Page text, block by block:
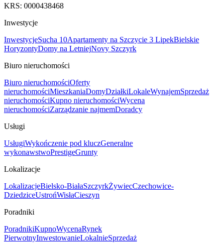
KRS: 0000438468
Inwestycje
InwestycjeSucha 10Apartamenty na Szczycie 3 LipekBielskie
HoryzontyDomy na LetniejNovy Szczyrk
Biuro nieruchomości
Biuro nieruchomościOferty
nieruchomościMieszkaniaDomyDziałkiLokaleWynajemSprzedaż
nieruchomościKupno nieruchomościWycena
nieruchomościZarządzanie najmemDoradcy
Usługi
UsługiWykończenie pod kluczGeneralne
wykonawstwoPrestigeGrunty
Lokalizacje
LokalizacjeBielsko-BiałaSzczyrkŻywiecCzechowice-
DziedziceUstrońWisłaCieszyn
Poradniki
PoradnikiKupnoWycenaRynek
PierwotnyInwestowanieLokalnieSprzedaż